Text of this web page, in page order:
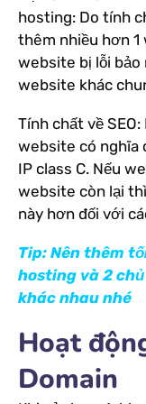
hosting: Do tính
thêm nhiều hơn 1
website bị lỗi bảo
website khác
Tính chất về
website có nghĩa
IP class C. Nếu
website còn lại
này hơn đối với
Tip: Nên thêm
hosting và 2
khác nhau nhé
Hoạt
Domain